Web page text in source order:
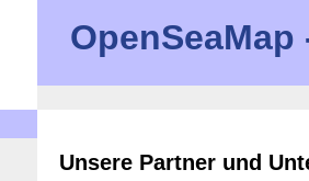
Unsere Partner und